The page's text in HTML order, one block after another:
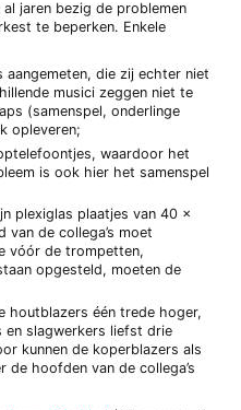
jaren bezig de problemen
te beperken. Enkele
die zij echter niet
musici zeggen niet te
(samenspel, onderlinge
opleveren;
waardoor het
is ook hier het samenspel
plexiglas plaatjes van 40 x
de collega’s moet
vóór de trompetten,
opgesteld, moeten de
houtblazers één trede hoger,
en slagwerkers liefst drie
kunnen de koperblazers als
de hoofden van de collega’s